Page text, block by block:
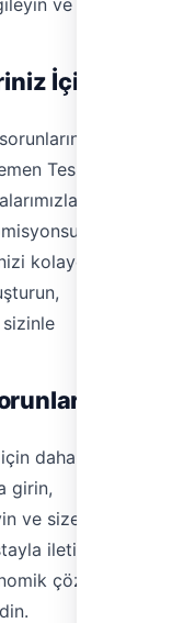
ve hemen
İçin
hızlı
Tesisat'ı
fiyat
kolayca
daha fazla
girin,
ve size en
iletişime
çözümler